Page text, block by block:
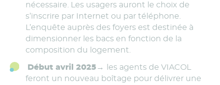
nécessaire. Les usagers auront le choix de
s’inscrire par Internet ou par téléphone.
L’enquête auprès des foyers est destinée à
dimensionner les bacs en fonction de la
composition du logement.
Début avril 2025→
les agents de VIACOL
feront un nouveau boîtage pour délivrer une